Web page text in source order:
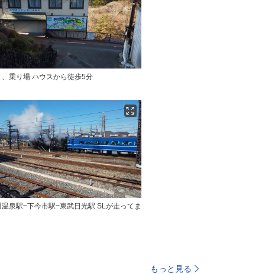
乗り場 ハウスから徒歩5分
泉駅~下今市駅~東武日光駅 SLが走ってま
もっと見る